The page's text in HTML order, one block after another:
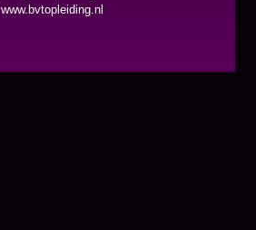
www.bvtopleiding.nl